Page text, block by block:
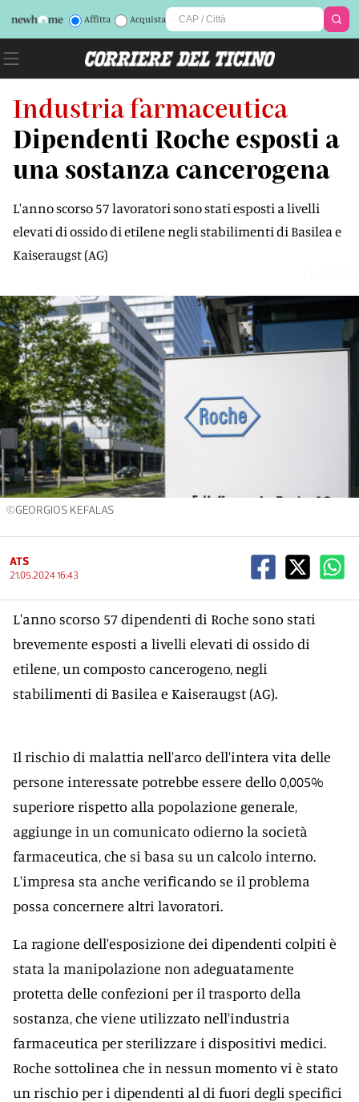
Affitta Acquista
Industria farmaceutica
Dipendenti Roche esposti a
una sostanza cancerogena
L'anno scorso 57 lavoratori sono stati esposti a livelli
elevati di ossido di etilene negli stabilimenti di Basilea e
Kaiseraugst (AG)
©GEORGIOS KEFALAS
ATS
21.05.2024 16:43
L'anno scorso 57 dipendenti di Roche sono stati
brevemente esposti a livelli elevati di ossido di
etilene, un composto cancerogeno, negli
stabilimenti di Basilea e Kaiseraugst (AG).
Il rischio di malattia nell'arco dell'intera vita delle
persone interessate potrebbe essere dello 0,005%
superiore rispetto alla popolazione generale,
aggiunge in un comunicato odierno la società
farmaceutica, che si basa su un calcolo interno.
L'impresa sta anche verificando se il problema
possa concernere altri lavoratori.
La ragione dell'esposizione dei dipendenti colpiti è
stata la manipolazione non adeguatamente
protetta delle confezioni per il trasporto della
sostanza, che viene utilizzato nell'industria
farmaceutica per sterilizzare i dispositivi medici.
Roche sottolinea che in nessun momento vi è stato
un rischio per i dipendenti al di fuori degli specifici